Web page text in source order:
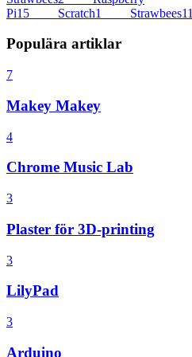
Pi15 Scratch1 Strawbees11
Populära artiklar
7
Makey Makey
4
Chrome Music Lab
3
Plaster för 3D-printing
3
LilyPad
3
Arduino